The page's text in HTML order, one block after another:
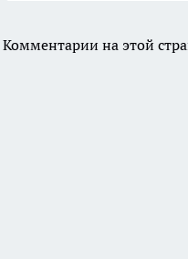
Комментарии на этой